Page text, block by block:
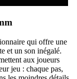
qui offre une
et un son inégalé.
aux joueurs
jeu : chaque pas,